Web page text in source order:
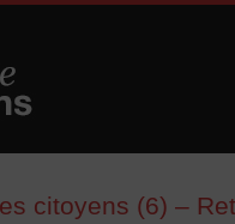
citoyens (6) –